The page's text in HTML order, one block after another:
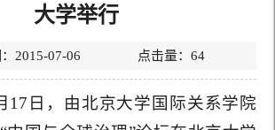
大学举行
：2015-07-06 点击量： 64
17日，由北京大学国际关系学院